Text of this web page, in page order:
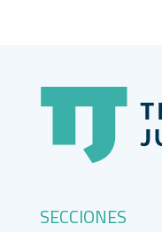
SECCIONES